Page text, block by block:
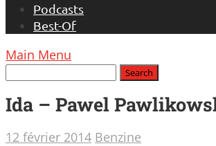
Podcasts
Best-Of
Main Menu
Ida – Pawel
12 février 2014 Benzine